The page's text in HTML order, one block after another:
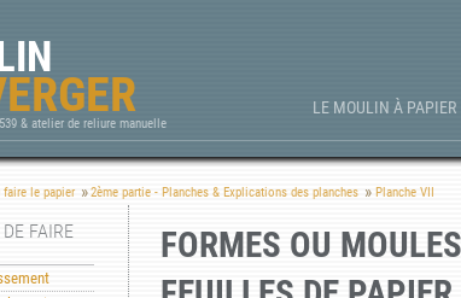
& atelier de reliure manuelle
LE MOULIN À PAPIER
faire le papier 2ème partie - Planches & Explications des planches Planche VII
FAIRE
FORMES OU